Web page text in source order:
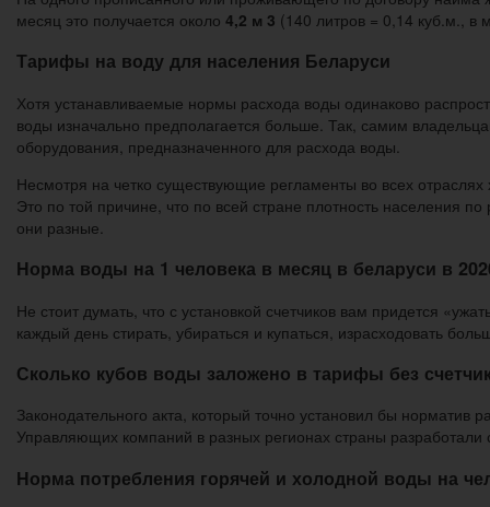
месяц это получается около 4,2 м 3 (140 литров = 0,14 куб.м., в
Тарифы на воду для населения Беларуси
Хотя устанавливаемые нормы расхода воды одинаково
воды изначально предполагается больше. Так, самим
оборудования, предназначенного для расхода воды.
Несмотря на четко существующие регламенты во всех
Это по той причине, что по всей стране плотность населения
они разные.
Норма воды на 1 человека в месяц в беларуси в
Не стоит думать, что с установкой счетчиков вам придется
каждый день стирать, убираться и купаться, израсходовать
Сколько кубов воды заложено в тарифы без
Законодательного акта, который точно установил бы
Управляющих компаний в разных регионах страны
Норма потребления горячей и холодной воды на